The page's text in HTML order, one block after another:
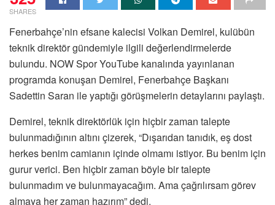
SHARES
Fenerbahçe’nin efsane kalecisi Volkan Demirel, kulübün
teknik direktör gündemiyle ilgili değerlendirmelerde
bulundu. NOW Spor YouTube kanalında yayınlanan
programda konuşan Demirel, Fenerbahçe Başkanı
Sadettin Saran ile yaptığı görüşmelerin detaylarını paylaştı.
Demirel, teknik direktörlük için hiçbir zaman talepte
bulunmadığının altını çizerek, “Dışarıdan tanıdık, eş dost
herkes benim camianın içinde olmamı istiyor. Bu benim için
gurur verici. Ben hiçbir zaman böyle bir talepte
bulunmadım ve bulunmayacağım. Ama çağrılırsam görev
almaya her zaman hazırım” dedi.